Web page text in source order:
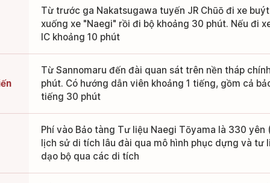
Từ trước ga Nakatsugawa tuyến JR Chūō đi xe
xuống xe "Naegi" rồi đi bộ khoảng 30 phút. Nếu đi
IC khoảng 10 phút
Từ Sannomaru đến đài quan sát trên nền tháp
phút. Có hướng dẫn viên khoảng 1 tiếng, gồm cả
tiếng 30 phút
Phí vào Bảo tàng Tư liệu Naegi Tōyama là 330
lịch sử di tích lâu đài qua mô hình phục dựng và tư
dạo bộ qua các di tích